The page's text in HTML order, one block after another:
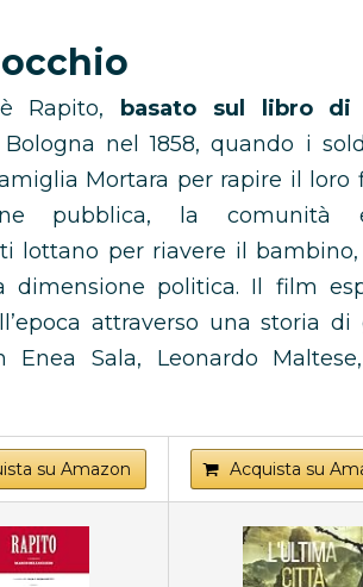
Rapito, basato sul libro di
nel 1858, quando i
Mortara per rapire il loro
pubblica, la comunità
lottano per riavere il
dimensione politica. Il film
attraverso una storia di
Sala, Leonardo
su Amazon Acquista su